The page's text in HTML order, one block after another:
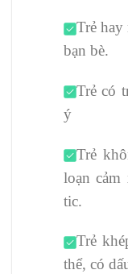
Trẻ hay
bạn bè.
Trẻ có
ý
Trẻ
loạn
tic.
Trẻ
thể, có